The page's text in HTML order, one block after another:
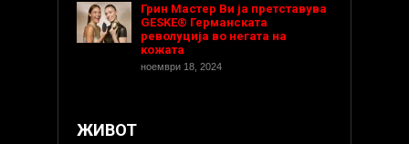
Грин Мастер Ви ја претставува
GESKE® Германската
револуција во негата на
кожата
ноември 18, 2024
ЖИВОТ